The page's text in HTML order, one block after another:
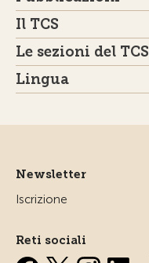
Il TCS
Le sezioni del TCS
Lingua
Newsletter
Iscrizione
Reti sociali